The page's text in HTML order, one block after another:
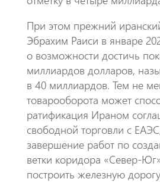
При этом прежний
Эбрахим Раиси в январе
о возможности достичь
миллиардов долларов,
в 40 миллиардов. Тем не
товарооборота может
ратификация Ираном
свободной торговли с
завершение работ по
ветки коридора «Север-
построить железную